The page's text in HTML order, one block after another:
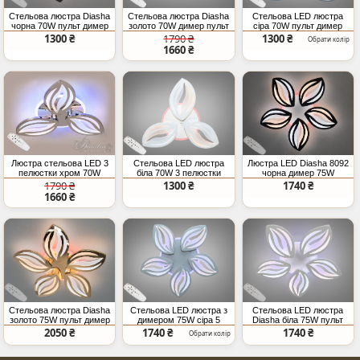
Стельова люстра Diasha
чорна 70W пульт димер
1300 ₴
Стельова люстра Diasha
золото 70W димер пульт
1790 ₴
1660 ₴
Стельова LED люстра
сіра 70W пульт димер
1300 ₴ Обрати колір
Люстра стельова LED 3
пелюстки хром 70W
пульт
1790 ₴
1660 ₴
Стельова LED люстра
біла 70W 3 пелюстки
димер
1300 ₴
Люстра LED Diasha 8092
чорна димер 75W
1740 ₴
Стельова люстра Diasha
золото 75W пульт димер
LED
2050 ₴
Стельова LED люстра з
димером 75W сіра 5
модулів
1740 ₴ Обрати колір
Стельова LED люстра
Diasha біла 75W пульт
димер
1740 ₴